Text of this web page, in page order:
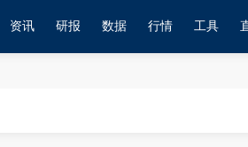
资讯 研报 数据 行情 工具